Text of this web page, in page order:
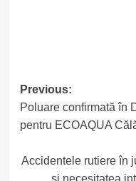
Post
navigation
Previous:
Poluare confirmată în
pentru ECOAQUA
Accidentele rutiere în